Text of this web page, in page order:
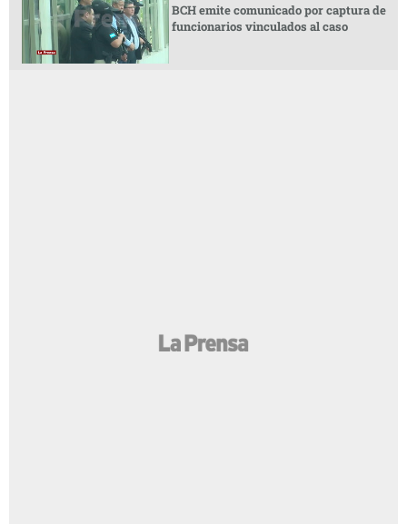
BCH emite comunicado por captura de
funcionarios vinculados al caso